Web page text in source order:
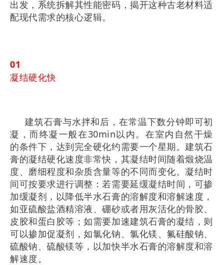
出发，系统拆解其性能密码，揭开这种古老材料适
配现代需求的核心逻辑。
01
凝结硬化快
建筑石膏与水拌和后，在常温下数分钟即可初
凝，而终凝一般在30min以内。在室内自然干燥
的条件下，达到完全硬化约需要一个星期。建筑石
膏的凝结硬化速度非常快，其凝结时间随着煅烧温
度、磨细程度和杂质含量等的不同而变化。凝结时
间可按要求进行调整：若需要延缓凝结时间，可掺
加缓凝剂，以降低半水石膏的溶解度和溶解速度，
如亚硫酸盐酒精溶液、硼砂或者用灰活化的骨胶、
皮胶和蛋白胶等；如需要加速建筑石膏的凝结，则
可以掺加促凝剂，如氯化钠、氯化镁、氟硅酸钠、
硫酸钠、硫酸镁等，以加快半水石膏的溶解度和溶
解速度。